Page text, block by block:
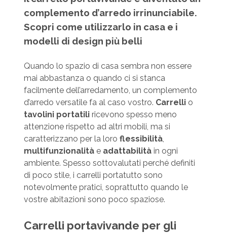
complemento d’arredo irrinunciabile.
Scopri come utilizzarlo in casa e i
modelli di design più belli
Quando lo spazio di casa sembra non essere
mai abbastanza o quando ci si stanca
facilmente dell’arredamento, un complemento
d’arredo versatile fa al caso vostro. Carrellio
tavolini portatiliricevono spesso meno
attenzione rispetto ad altri mobili, ma si
caratterizzano per la loro flessibilità,
multifunzionalitàe adattabilitàin ogni
ambiente. Spesso sottovalutati perché definiti
di poco stile, i carrelli portatutto sono
notevolmente pratici, soprattutto quando le
vostre abitazioni sono poco spaziose.
Carrelli portavivande per gli